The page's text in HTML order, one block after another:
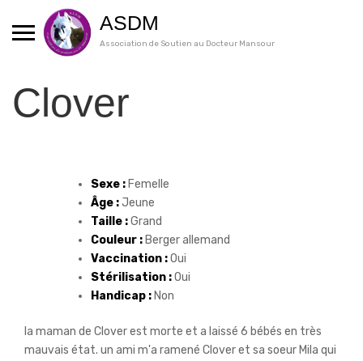
ASDM
Association de Soutien au Docteur Mansour
Clover
Sexe : Femelle
Âge :Jeune
Taille :Grand
Couleur : Berger allemand
Vaccination :Oui
Stérilisation :Oui
Handicap : Non
la maman de Clover est morte et a laissé 6 bébés en très
mauvais état. un ami m'a ramené Clover et sa soeur Mila qui